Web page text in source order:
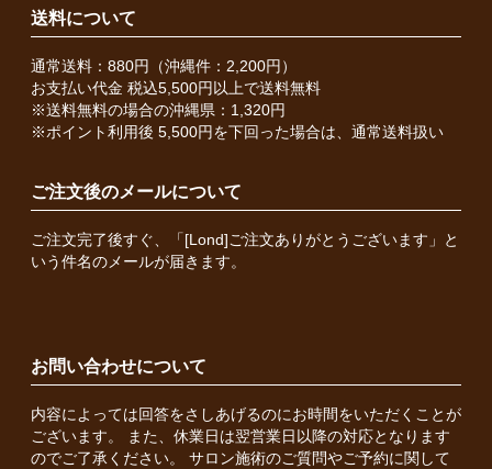
送料について
通常送料：880円（沖縄件：2,200円）
お支払い代金 税込5,500円以上で送料無料
※送料無料の場合の沖縄県：1,320円
※ポイント利用後 5,500円を下回った場合は、通常送料扱い
ご注文後のメールについて
ご注文完了後すぐ、「[Lond]ご注文ありがとうございます」と
いう件名のメールが届きます。
お問い合わせについて
内容によっては回答をさしあげるのにお時間をいただくことが
ございます。 また、休業日は翌営業日以降の対応となります
のでご了承ください。 サロン施術のご質問やご予約に関して